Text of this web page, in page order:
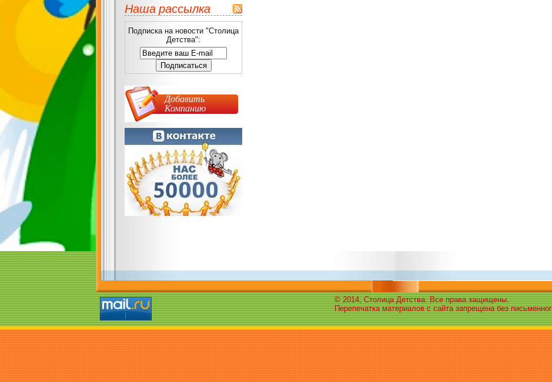
Наша рассылка
Подписка на новости "Столица
Детства":
Добавить
Компанию
© 2014, Столица Детства. Все права защищены.
Перепечатка материалов с сайта запрещена без